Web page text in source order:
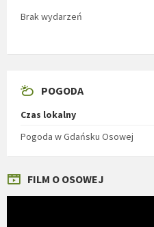
Brak wydarzeń
POGODA
Czas lokalny
Pogoda w Gdańsku Osowej
FILM O OSOWEJ